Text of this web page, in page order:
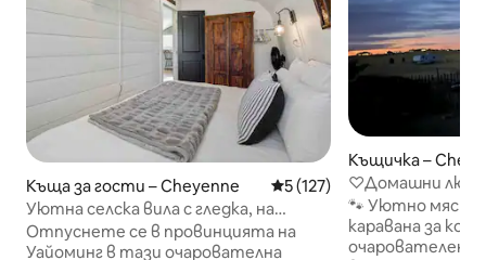
Къща за гости – Cheyenne Средна оценка: 5 от 5,
5 (127)
Уютна селска вила с гледка, на
5 минути от града
Отпуснете се в провинцията на
Уайоминг в тази очарователна
Къщичка –
♡Домашни
за коне, Рено –
нощувка
🐾 Уютно място
каравана за
очарователен